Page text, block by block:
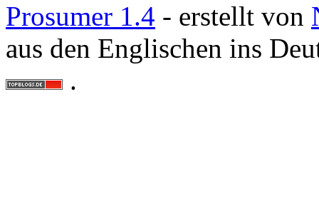
Prosumer 1.4 - erstellt von
aus den Englischen ins
.